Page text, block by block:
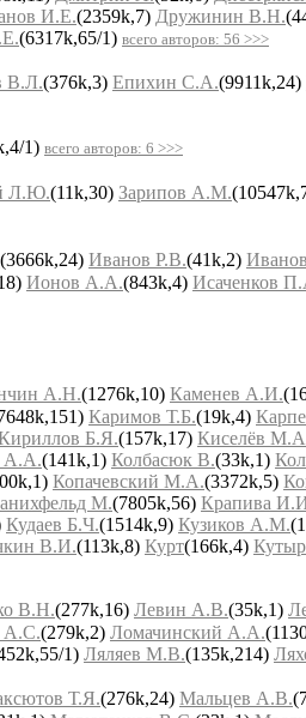
И.Е.(2359k,7) Дружинин В.Н.
(6317k,65/1) всего авторов: 56 >>>
В.Л.(376k,3) Епихин С.А.(9911k,24)
1) всего авторов: 6 >>>
Л.Ю.(11k,30) Зарипов А.М.
(3666k,24) Иванов Р.В.(41k,2)
Ионов А.А.(843k,4) Исаченков
А.Н.(1276k,10) Каменев А.И.
Каримов Т.Б.(19k,4)
Б.Я.(157k,17) Киселёв
А.А.(141k,1) Колбасюк В.(33k,1)
Копачевский М.А.(3372k,5)
М.(7805k,56) Крапива
Кудаев Б.Ч.(1514k,9) Кузиков А.М.
В.И.(113k,8) Курт(166k,4)
В.Н.(277k,16) Левин А.В.(35k,1)
А.С.(279k,2) Ломачинский А.А.
1) Ляляев М.В.(135k,214)
Т.Я.(276k,24) Мальцев А.В.